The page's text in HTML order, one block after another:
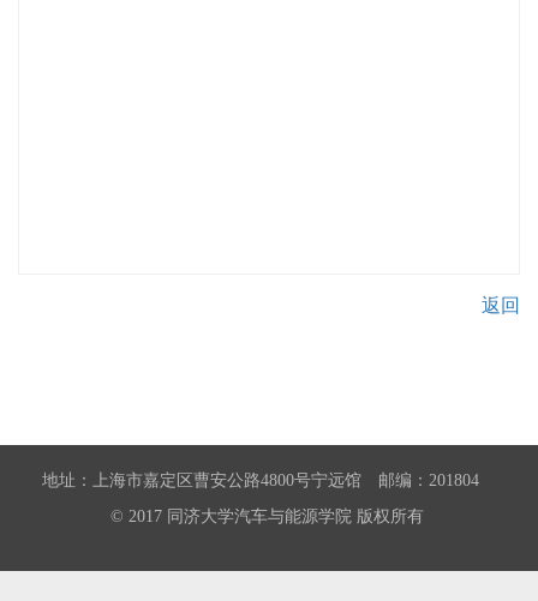
返回
地址：上海市嘉定区曹安公路4800号宁远馆 邮编：201804
© 2017 同济大学汽车与能源学院 版权所有